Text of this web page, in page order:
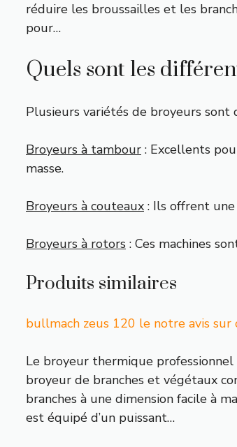
réduire les broussailles et les
pour…
Quels sont les
Plusieurs variétés de broyeurs sont
Broyeurs à tambour : Excellents
masse.
Broyeurs à couteaux : Ils offrent
Broyeurs à rotors : Ces machines
Produits similaires
bullmach zeus 120 le notre avis sur
Le broyeur thermique
broyeur de branches et végétaux
branches à une dimension facile à
est équipé d’un puissant…